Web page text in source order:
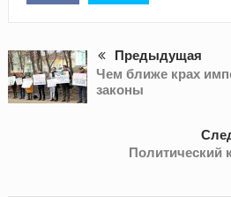
Предыдущая
Чем ближе крах
законы
Политический